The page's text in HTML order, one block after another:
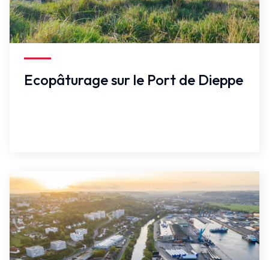
Ecopâturage sur le Port de Dieppe
Faux